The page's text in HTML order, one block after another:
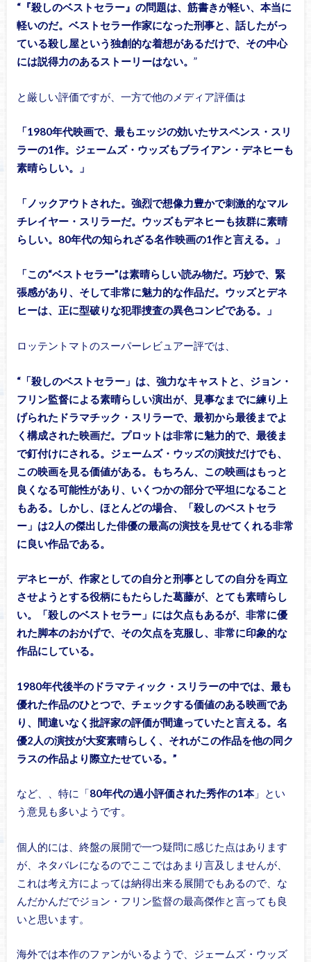
“『殺しのベストセラー』の問題は、筋書きが軽い、本当に
軽いのだ。ベストセラー作家になった刑事と、話したがっ
ている殺し屋という独創的な着想があるだけで、その中心
には説得力のあるストーリーはない。 ”
と厳しい評価ですが、一方で他のメディア評価は
「1980年代映画で、最もエッジの効いたサスペンス・スリ
ラーの1作。ジェームズ・ウッズもブライアン・デネヒーも
素晴らしい。」
「ノックアウトされた。強烈で想像力豊かで刺激的なマル
チレイヤー・スリラーだ。ウッズもデネヒーも抜群に素晴
らしい。80年代の知られざる名作映画の1作と言える。」
「この“ベストセラー”は素晴らしい読み物だ。巧妙で、緊
張感があり、そして非常に魅力的な作品だ。ウッズとデネ
ヒーは、正に型破りな犯罪捜査の異色コンビである。」
ロッテントマトのスーパーレビュアー評では、
“「殺しのベストセラー」は、強力なキャストと、ジョン・
フリン監督による素晴らしい演出が、見事なまでに練り上
げられたドラマチック・スリラーで、最初から最後までよ
く構成された映画だ。プロットは非常に魅力的で、最後ま
で釘付けにされる。ジェームズ・ウッズの演技だけでも、
この映画を見る価値がある。もちろん、この映画はもっと
良くなる可能性があり、いくつかの部分で平坦になること
もある。しかし、ほとんどの場合、「殺しのベストセラ
ー」は2人の傑出した俳優の最高の演技を見せてくれる非常
に良い作品である。
デネヒーが、作家としての自分と刑事としての自分を両立
させようとする役柄にもたらした葛藤が、とても素晴らし
い。「殺しのベストセラー」には欠点もあるが、非常に優
れた脚本のおかげで、その欠点を克服し、非常に印象的な
作品にしている。
1980年代後半のドラマティック・スリラーの中では、最も
優れた作品のひとつで、チェックする価値のある映画であ
り、間違いなく批評家の評価が間違っていたと言える。名
優2人の演技が大変素晴らしく、それがこの作品を他の同ク
ラスの作品より際立たせている。”
など、、特に「80年代の過小評価された秀作の1本」とい
う意見も多いようです。
個人的には、終盤の展開で一つ疑問に感じた点はあります
が、ネタバレになるのでここではあまり言及しませんが、
これは考え方によっては納得出来る展開でもあるので、な
んだかんだでジョン・フリン監督の最高傑作と言っても良
いと思います。
海外では本作のファンがいるようで、ジェームズ・ウッズ